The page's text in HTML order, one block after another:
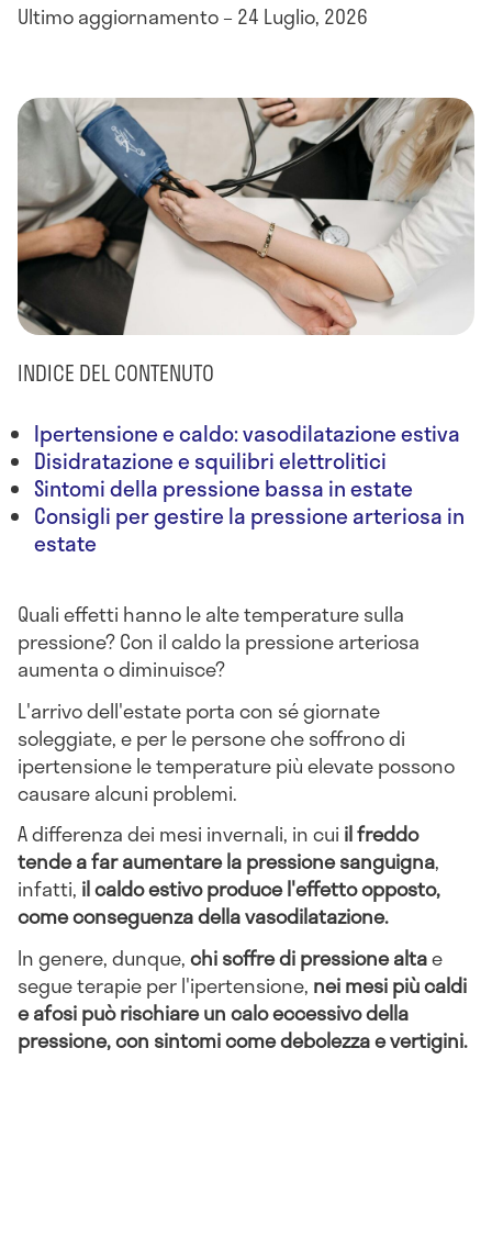
Ultimo aggiornamento – 24 Luglio, 2026
INDICE DEL CONTENUTO
Ipertensione e caldo: vasodilatazione estiva
Disidratazione e squilibri elettrolitici
Sintomi della pressione bassa in estate
Consigli per gestire la pressione arteriosa in
estate
Quali effetti hanno le alte temperature sulla
pressione? Con il caldo la pressione arteriosa
aumenta o diminuisce?
L'arrivo dell'estate porta con sé giornate
soleggiate, e per le persone che soffrono di
ipertensione le temperature più elevate possono
causare alcuni problemi.
A differenza dei mesi invernali, in cui il freddo
tende a far aumentare la pressione sanguigna,
infatti, il caldo estivo produce l'effetto opposto,
come conseguenza della vasodilatazione.
In genere, dunque,chi soffre di pressione altae
segue terapie per l'ipertensione, nei mesi più caldi
e afosi può rischiare un calo eccessivo della
pressione, con sintomi come debolezza e vertigini.